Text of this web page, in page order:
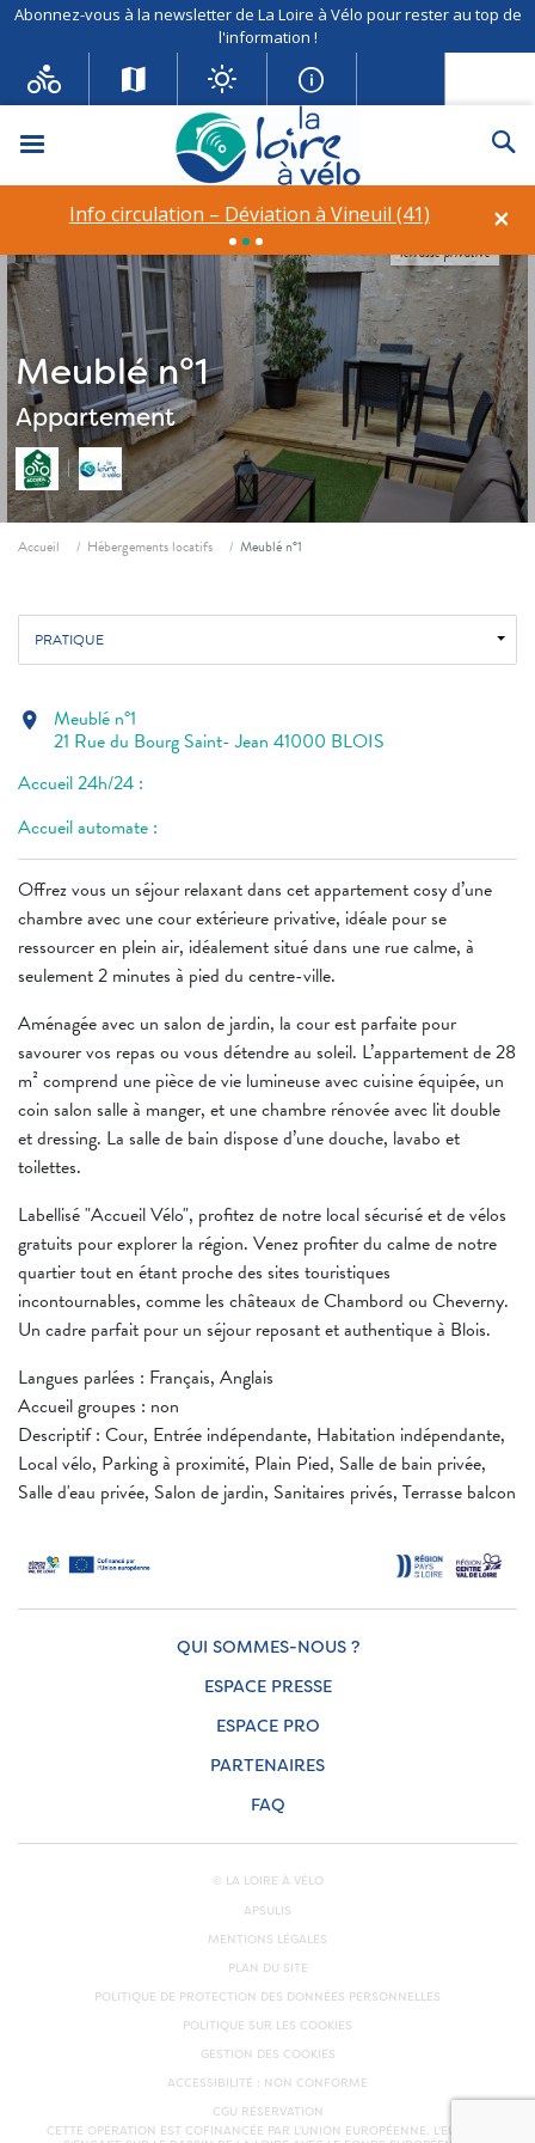
Abonnez-vous à la newsletter de La Loire à Vélo pour rester au top de
l'information !
Menu
×
Info circulation – Déviation à Vineuil (41)
Meublé n°1
Appartement
Terrasse privative
Fil d'ariane
Accueil Hébergements locatifs Meublé n°1
PRATIQUE
Offrez vous un séjour relaxant dans cet appartement cosy d’une
chambre avec une cour extérieure privative, idéale pour se
ressourcer en plein air, idéalement situé dans une rue calme, à
seulement 2 minutes à pied du centre-ville.
Aménagée avec un salon de jardin, la cour est parfaite pour
savourer vos repas ou vous détendre au soleil. L’appartement de 28
m² comprend une pièce de vie lumineuse avec cuisine équipée, un
coin salon salle à manger, et une chambre rénovée avec lit double
et dressing. La salle de bain dispose d’une douche, lavabo et
toilettes.
Labellisé "Accueil Vélo", profitez de notre local sécurisé et de vélos
gratuits pour explorer la région. Venez profiter du calme de notre
quartier tout en étant proche des sites touristiques
incontournables, comme les châteaux de Chambord ou Cheverny.
Un cadre parfait pour un séjour reposant et authentique à Blois.
Langues parlées : Français, Anglais
Accueil groupes : non
Descriptif : Cour, Entrée indépendante, Habitation indépendante,
Local vélo, Parking à proximité, Plain Pied, Salle de bain privée,
Salle d'eau privée, Salon de jardin, Sanitaires privés, Terrasse balcon
location_on Meublé n°1
21 Rue du Bourg Saint- Jean 41000 BLOIS
Accueil 24h/24 :
Accueil automate :
QUI SOMMES-NOUS ?
ESPACE PRESSE
ESPACE PRO
PARTENAIRES
FAQ
© LA LOIRE À VÉLO
APSULIS
MENTIONS LÉGALES
PLAN DU SITE
POLITIQUE DE PROTECTION DES DONNÉES PERSONNELLES
POLITIQUE SUR LES COOKIES
GESTION DES COOKIES
ACCESSIBILITÉ : NON CONFORME
CGU RÉSERVATION
CETTE OPÉRATION EST COFINANCÉE PAR L’UNION EUROPÉENNE. L'EUROPE